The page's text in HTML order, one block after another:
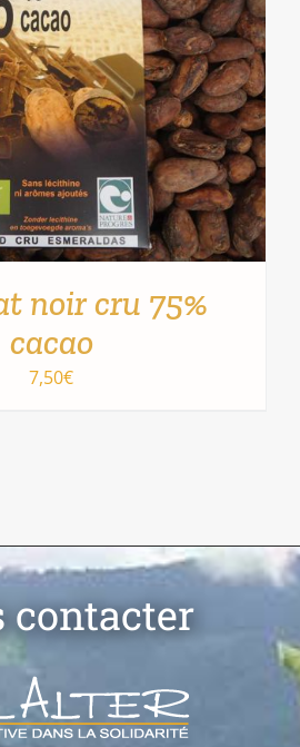
noir cru 75%
cacao
7,50€
contacter